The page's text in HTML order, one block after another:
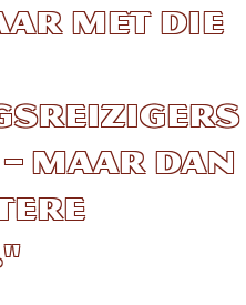
met die
maar dan